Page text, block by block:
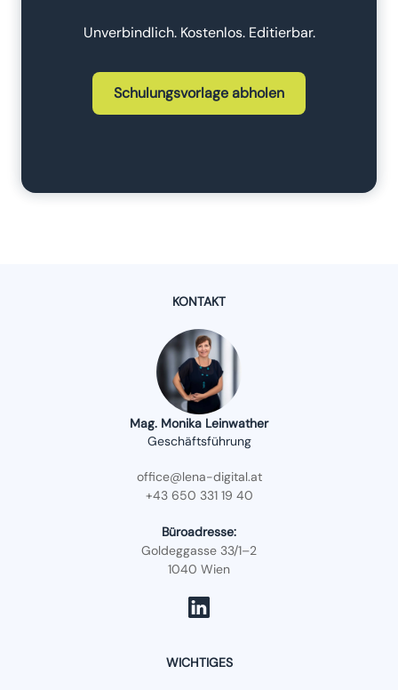
Unverbindlich. Kostenlos. Editierbar.
Schulungsvorlage abholen
KONTAKT
Mag. Monika Leinwather
Geschäftsführung
office@lena-digital.at
+43 650 331 19 40
Büroadresse:
Goldeggasse 33/1–2
1040 Wien
WICHTIGES